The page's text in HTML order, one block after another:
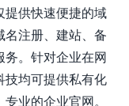
提供快速便捷的域
注册、建站、备
。针对企业在网
技均可提供私有化
业的企业官网。